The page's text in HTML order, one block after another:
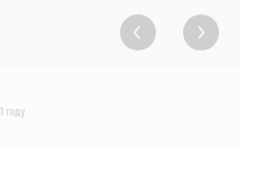
году